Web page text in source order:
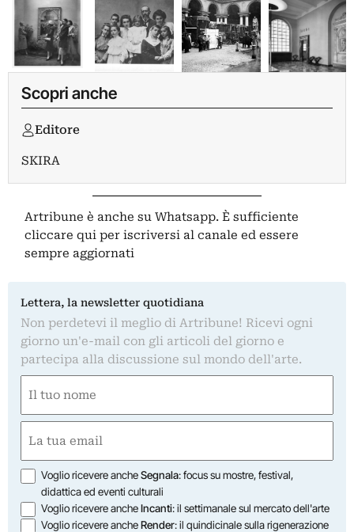
Scopri anche
Editore
SKIRA
Artribune è anche su Whatsapp. È sufficiente
cliccare qui per iscriversi al canale ed essere
sempre aggiornati
Lettera, la newsletter quotidiana
Non perdetevi il meglio di Artribune! Ricevi ogni
giorno un'e-mail con gli articoli del giorno e
partecipa alla discussione sul mondo dell'arte.
(Required)
First
(Required)
Opzioni
Voglio ricevere ancheSegnala: focus su mostre, festival,
didattica ed eventi culturali
Voglio ricevere ancheIncanti: il settimanale sul mercato dell'arte
Voglio ricevere ancheRender: il quindicinale sulla rigenerazione